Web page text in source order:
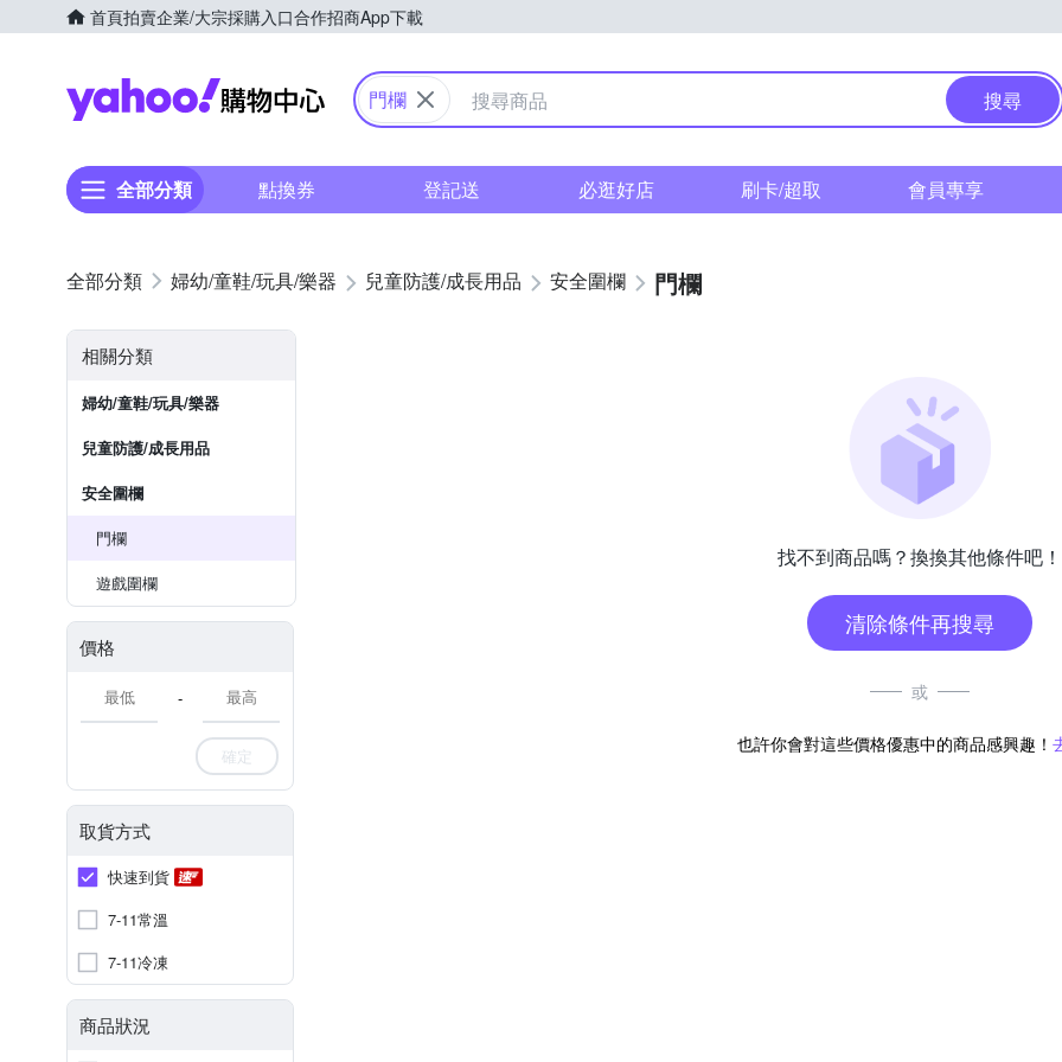
首頁拍賣企業/大宗採購入口合作招商App下載
Yahoo購物中心
門欄 搜尋
全部分類 點換券 登記送 必逛好店 刷卡/超取 會員專享
婦幼/童鞋/玩具/樂器 兒童防護/成長用品 安全圍欄 門欄
相關分類
婦幼/童鞋/玩具/樂器
兒童防護/成長用品
安全圍欄
門欄
遊戲圍欄
價格
-
確定
取貨方式
快速到貨
7-11常溫
7-11冷凍
商品狀況
找不到商品嗎？換換其他條件吧！
清除條件再搜尋
或
也許你會對這些價格優惠中的商品感興趣！